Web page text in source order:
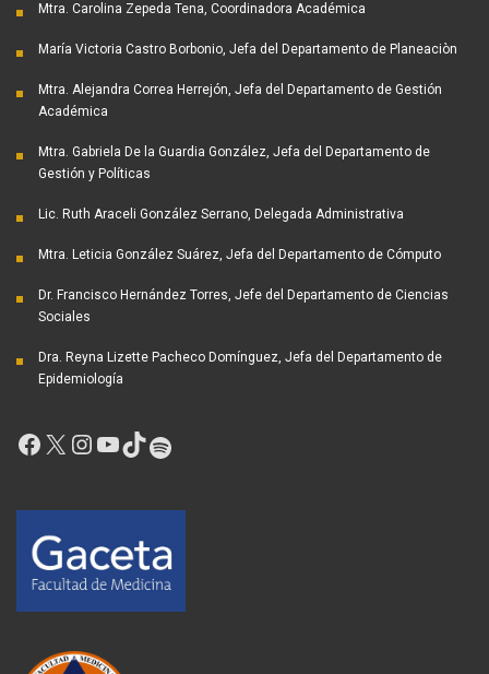
Mtra. Carolina Zepeda Tena, Coordinadora Académica
María Victoria Castro Borbonio, Jefa del Departamento de Planeaciòn
Mtra. Alejandra Correa Herrejón, Jefa del Departamento de Gestión
Académica
Mtra. Gabriela De la Guardia González, Jefa del Departamento de
Gestión y Políticas
Lic. Ruth Araceli González Serrano, Delegada Administrativa
Mtra. Leticia González Suárez, Jefa del Departamento de Cómputo
Dr. Francisco Hernández Torres, Jefe del Departamento de Ciencias
Sociales
Dra. Reyna Lizette Pacheco Domínguez, Jefa del Departamento de
Epidemiología
Facebook
X Instagram
YouTube
TikTok